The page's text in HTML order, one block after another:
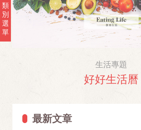
類
別
選
單
生活專題
好好生活曆
最新文章